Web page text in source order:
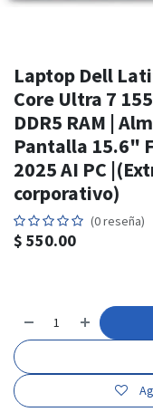
Laptop Dell
Core Ultra 7
DDR5 RAM |
Pantalla 15.6"
2025 AI PC
corporativo)
(0 reseña)
$ 550.00